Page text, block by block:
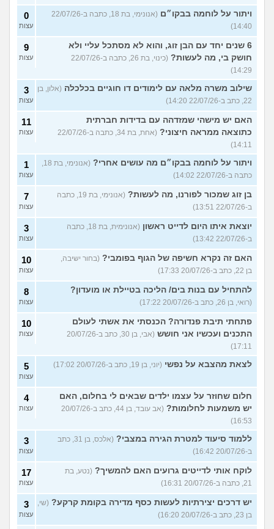
ויתור על לוחמה בבקו״ם
(אנונימי, בת 18, כתבה ב-22/07/26
14:40)
0
עצות
6 שנים יחד עם הבן זוג, והוא לא מסתכל עליי ולא
חושק בי, מה לעשות?
(כינוי, בת 26, כתבה ב-22/07/26
14:29)
9
עצות
שילוב משרה מלאה עם לימודים דו חוגיים בכלכלה (אלון, בן
22, כתב ב-22/07/26 14:20)
3
עצות
האם יש מישהי שמזדהה עם בדידות חברתית
כתוצאה ממראה חיצוני?
(אחת, בת 34, כתבה ב-22/07/26
14:11)
11
עצות
ויתור על לוחמה בבקו״ם מה עושים אחרי?
(אנונימי, בת 18,
כתבה ב-22/07/26 14:02)
1
עצות
בן זוג שמכור לפורנו, מה לעשות?
(אנונימי, בת 19, כתבה
ב-22/07/26 13:51)
7
עצות
יוצאת איתו היום לדייט ראשון
(אנונימית, בת 18, כתבה
ב-22/07/26 13:42)
3
עצות
האם זה נקרא חשיפה של הגוף בפומבי? (בחור ישיבה,
בן 22, כתב ב-20/07/26 17:33)
10
עצות
להתחיל עם בנות בים/ הליכה בטיילת או מועדון?
(רואי, בן 26, כתב ב-20/07/26 17:22)
8
עצות
פתחתי תיבת פנדורה? הכנסתי את אשתי לעולם
התכנים ועכשיו אני חושש
(אבי, בן 30, כתב ב-20/07/26
17:11)
10
עצות
לצאת מהצבא על נפשי (יוני, בן 19, כתב ב-20/07/26 17:02) 5
עצות
חלום שחוזר על עצמו ילדים שבאים לי בחלום, האם
יש משמעות לחלומות?
(אב עובד, בן 44, כתב ב-20/07/26
16:53)
4
עצות
ללמוד סיעוד למטרת הגירה במצבי?
(אלכס, בן 31, כתב
ב-20/07/26 16:42)
3
עצות
לוקח אותי לדייטים גרועים האם להמשיך? (נטע, בת
21, כתבה ב-20/07/26 16:31)
17
עצות
יש דרכים יצירתיות לעשות כסף מדירה בקומת קרקע? (שי,
בן 23, כתב ב-20/07/26 16:20)
3
עצות